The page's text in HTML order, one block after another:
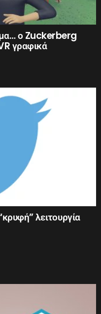
ο Zuckerberg
γραφικά
λειτουργία